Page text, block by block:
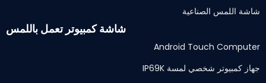
شاشة اللمس الصناعية
شاشة كمبيوتر تعمل باللمس
Android Touch Computer
جهاز كمبيوتر شخصي لمسة IP69K